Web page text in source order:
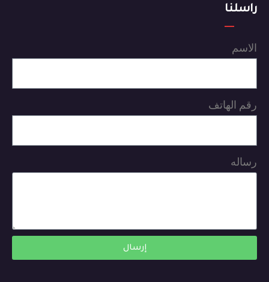
راسلنا
الاسم
رقم الهاتف
رساله
إرسال